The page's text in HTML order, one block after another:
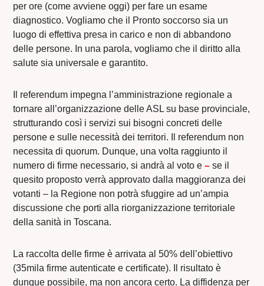
per ore (come avviene oggi) per fare un esame
diagnostico. Vogliamo che il Pronto soccorso sia un
luogo di effettiva presa in carico e non di abbandono
delle persone. In una parola, vogliamo che il diritto alla
salute sia universale e garantito.
Il referendum impegna l’amministrazione regionale a
tornare all’organizzazione delle ASL su base provinciale,
strutturando così i servizi sui bisogni concreti delle
persone e sulle necessità dei territori. Il referendum non
necessita di quorum. Dunque, una volta raggiunto il
numero di firme necessario, si andrà al voto e– se il
quesito proposto verrà approvato dalla maggioranza dei
votanti – la Regione non potrà sfuggire ad un’ampia
discussione che porti alla riorganizzazione territoriale
della sanità in Toscana.
La raccolta delle firme è arrivata al 50% dell’obiettivo
(35mila firme autenticate e certificate). Il risultato è
dunque possibile, ma non ancora certo. La diffidenza per